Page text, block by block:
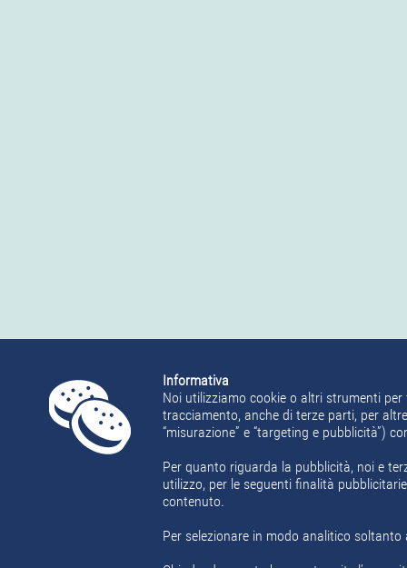
Informativa
Noi utilizziamo cookie o altri strumenti
tracciamento, anche di terze parti, per
“misurazione” e “targeting e pubblicità”)
Per quanto riguarda la pubblicità, noi e
utilizzo, per le seguenti finalità
contenuto.
Per selezionare in modo analitico soltanto